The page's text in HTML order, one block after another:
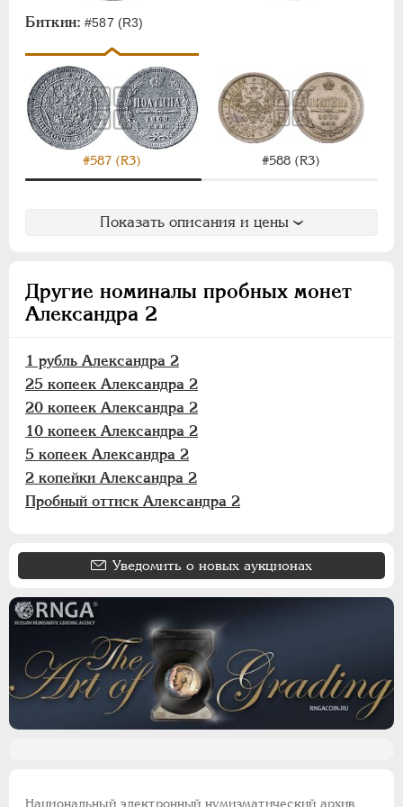
Биткин: #587 (R3)
#587 (R3) #588 (R3)
Показать описания и цены
Другие номиналы пробных монет
Александра 2
1 рубль Александра 2
25 копеек Александра 2
20 копеек Александра 2
10 копеек Александра 2
5 копеек Александра 2
2 копейки Александра 2
Пробный оттиск Александра 2
Уведомить о новых аукционах
Национальный электронный нумизматический архив